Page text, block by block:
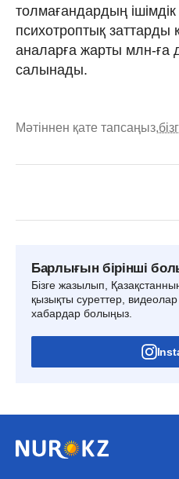
толмағандардың ішімдік
психотроптық заттарды
аналарға жарты млн-ға
салынады.
Мәтіннен қате тапсаңыз,
Барлығын бірінші
Бізге жазылып,
қызықты суреттер,
хабардар болыңыз.